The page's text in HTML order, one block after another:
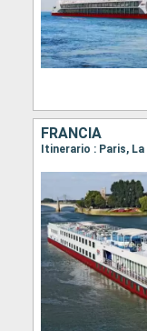
FRANCIA